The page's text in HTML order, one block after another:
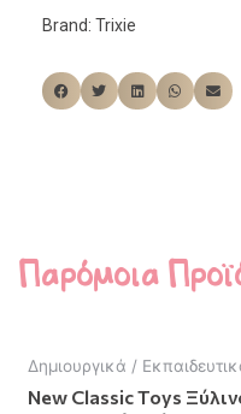
Brand: Trixie
Παρόμοια
Δημιουργικά /
New Classic Toys